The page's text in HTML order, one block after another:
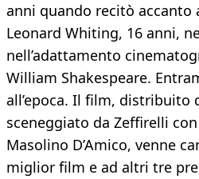
anni quando recitò accanto
Leonard Whiting, 16 anni,
nell’adattamento
William Shakespeare.
all’epoca. Il film, distribuito
sceneggiato da Zeffirelli
Masolino D’Amico, venne
miglior film e ad altri tre